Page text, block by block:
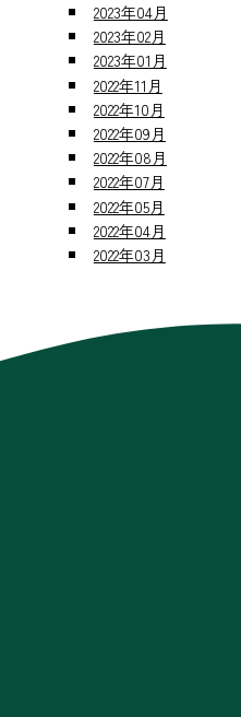
2023年04月
2023年02月
2023年01月
2022年11月
2022年10月
2022年09月
2022年08月
2022年07月
2022年05月
2022年04月
2022年03月